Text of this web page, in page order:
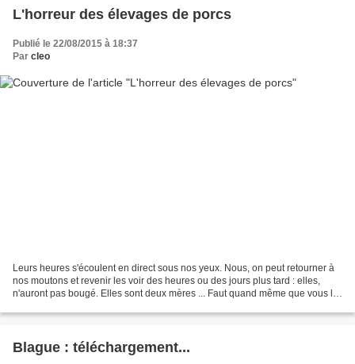
L'horreur des élevages de porcs
Publié le 22/08/2015 à 18:37
Par cleo
Leurs heures s'écoulent en direct sous nos yeux. Nous, on peut retourner à
nos moutons et revenir les voir des heures ou des jours plus tard : elles,
n'auront pas bougé. Elles sont deux mères ... Faut quand même que vous le
Blague : téléchargement...